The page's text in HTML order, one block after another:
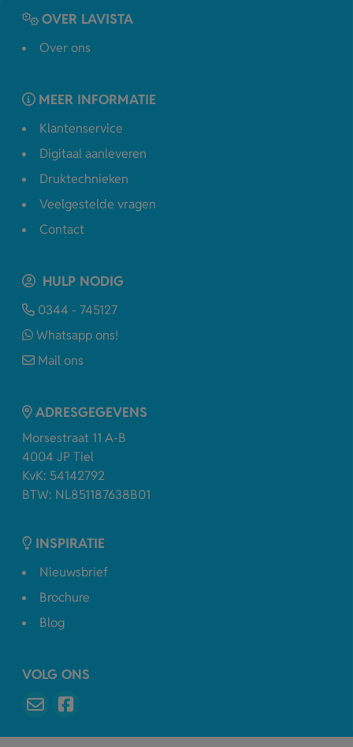
OVER LAVISTA
Over ons
MEER INFORMATIE
Klantenservice
Digitaal aanleveren
Druktechnieken
Veelgestelde vragen
Contact
HULP NODIG
0344 - 745127
Whatsapp ons!
Mail ons
ADRESGEGEVENS
Morsestraat 11 A-B
4004 JP Tiel
KvK: 54142792
BTW: NL851187638B01
INSPIRATIE
Nieuwsbrief
Brochure
Blog
VOLG ONS